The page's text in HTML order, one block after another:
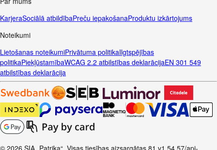
KarjeraSociālā atbildībaPreču iepakošanaProduktu izkārtojums
Noteikumi
Lietošanas noteikumiPrivātuma politikaIlgtspējības
politikaPiekļūstamībaWCAG 2.2 atbilstības deklarācijaEN 301 549
atbilstības deklarācija
© 2026 SIA „Patrika“. Visas tiesības aizsargātas 81 v1.54.57/api-